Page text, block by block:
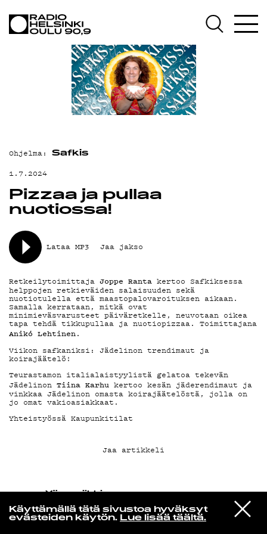
Käyttämällä tätä sivustoa hyväksyt
evästeiden käytön. Lue lisää täältä.
VIESTI
STUDIOON
Yö­mu­siik­kia
Pois Kuljen Pääni Painaen
(Remastered)
AJANKOHTAISTA
OHJELMAT
TEKIJÄT
ON-DEMAND
MAINOSTA
YHTEYSTIEDOT
G LIVELAB
YSTÄVÄKLUBI
TIETOSUOJA
KIRJAUDU SISÄÄN
Ohjelma: Safkis
1.7.2024
Pizzaa ja pullaa
nuotiossa!
Lataa MP3 Jaa jakso
Retkeilytoimittaja Joppe Ranta kertoo Safkiksessa
helppojen retkieväiden salaisuuden sekä
nuotiotulella että maastopalovaroituksen aikaan.
Samalla kerrataan, mitkä ovat
minimieväsvarusteet päiväretkelle, neuvotaan oikea
tapa tehdä tikkupullaa ja nuotiopizzaa. Toimittajana
Anikó Lehtinen.
Viikon safkaniksi: Jädelinon trendimaut ja
koirajäätelö!
Teurastamon italialaistyylistä gelatoa tekevän
Jädelinon Tiina Karhu kertoo kesän jäderendimaut ja
vinkkaa Jädelinon omasta koirajäätelöstä, jolla on
jo omat vakioasiakkaat.
Yhteistyössä Kaupunkitilat
Jaa artikkeli